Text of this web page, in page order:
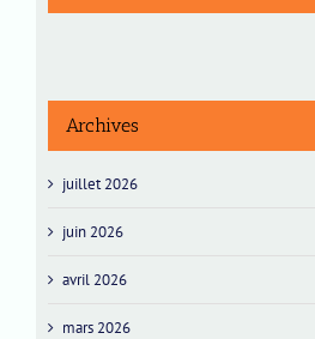
Archives
juillet 2026
juin 2026
avril 2026
mars 2026